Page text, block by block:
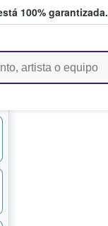
100% garantizada.